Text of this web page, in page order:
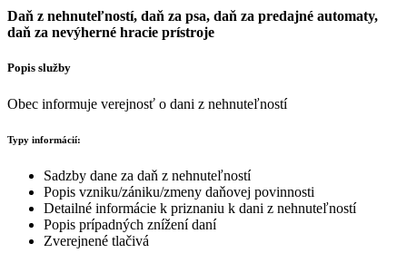
Daň z nehnuteľností, daň za psa, daň za predajné automaty,
daň za nevýherné hracie prístroje
Popis služby
Obec informuje verejnosť o dani z nehnuteľností
Typy informácií:
Sadzby dane za daň z nehnuteľností
Popis vzniku/zániku/zmeny daňovej povinnosti
Detailné informácie k priznaniu k dani z nehnuteľností
Popis prípadných znížení daní
Zverejnené tlačivá